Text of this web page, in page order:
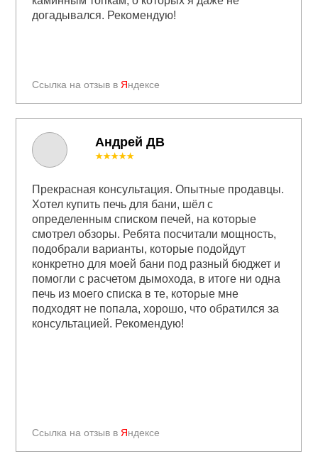
Ссылка на отзыв в Яндексе
догадывался. Рекомендую!
Андрей ДВ
Ссылка на отзыв в Яндексе
★★★★★
Прекрасная консультация. Опытные продавцы.
Хотел купить печь для бани, шёл с
определенным списком печей, на которые
смотрел обзоры. Ребята посчитали мощность,
подобрали варианты, которые подойдут
конкретно для моей бани под разный бюджет и
помогли с расчетом дымохода, в итоге ни одна
печь из моего списка в те, которые мне
подходят не попала, хорошо, что обратился за
консультацией. Рекомендую!